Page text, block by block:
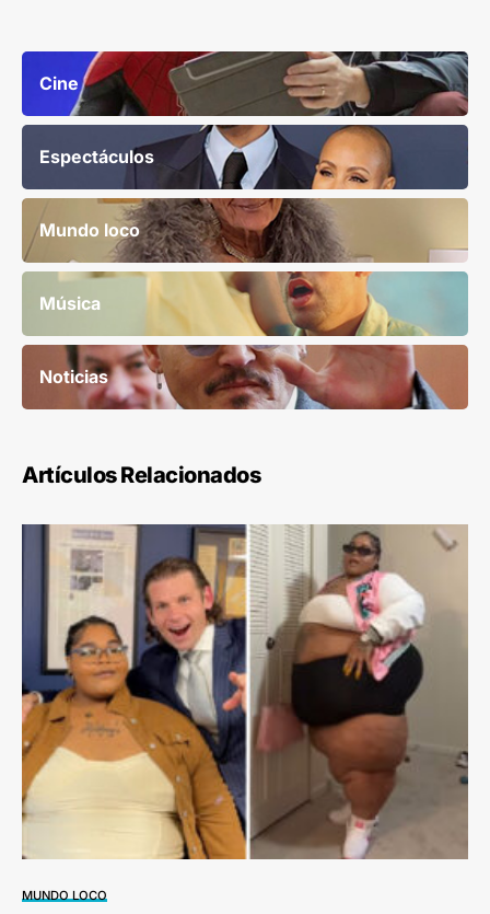
Cine
Espectáculos
Mundo loco
Música
Noticias
Artículos Relacionados
MUNDO LOCO